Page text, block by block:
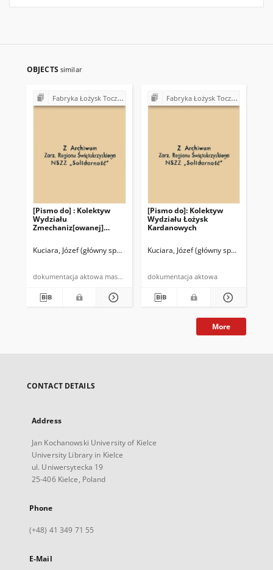
OBJECTS similar
Fabryka Łożysk Tocznych "Iskra" w Kielcach - strajki, postulaty, realizacja postulatów (1980)
[Pismo do] : Kolektyw
Wydziału
Zmechaniz[owanej]
Kuciara, Józef (główny specjalista ds. kadr i szkolenia)
dokumentacja aktowa maszynopis powielony
Fabryka Łożysk Tocznych "Iskra" w Kielcach - strajki, postulaty, realizacja postulatów (1980)
[Pismo do]: Kolektyw
Wydziału Łożysk
Kardanowych
Kuciara, Józef (główny specjalista
dokumentacja aktowa
More
CONTACT DETAILS
Address
Jan Kochanowski University of Kielce
University Library in Kielce
ul. Uniwersytecka 19
25-406 Kielce, Poland
Phone
(+48) 41 349 71 55
E-Mail